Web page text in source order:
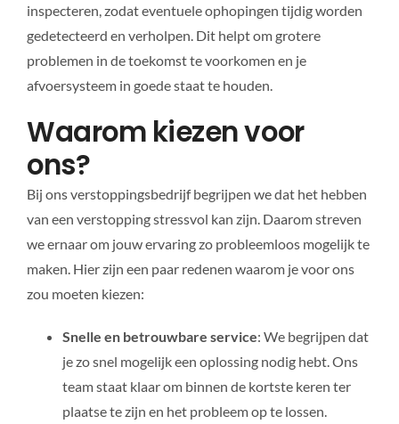
inspecteren, zodat eventuele ophopingen tijdig worden
gedetecteerd en verholpen. Dit helpt om grotere
problemen in de toekomst te voorkomen en je
afvoersysteem in goede staat te houden.
Waarom kiezen voor
ons?
Bij ons verstoppingsbedrijf begrijpen we dat het hebben
van een verstopping stressvol kan zijn. Daarom streven
we ernaar om jouw ervaring zo probleemloos mogelijk te
maken. Hier zijn een paar redenen waarom je voor ons
zou moeten kiezen:
Snelle en betrouwbare service: We begrijpen dat
je zo snel mogelijk een oplossing nodig hebt. Ons
team staat klaar om binnen de kortste keren ter
plaatse te zijn en het probleem op te lossen.